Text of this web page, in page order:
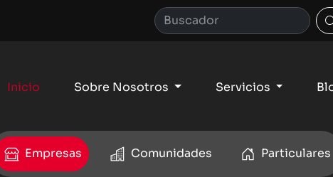
Inicio Sobre Nosotros Servicios
Empresas Comunidades Particulares